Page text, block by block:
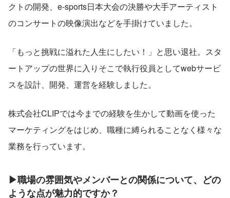
クトの開発、e-sports日本大会の決勝や大手アーティスト
のコンサートの映像演出などを手掛けていました。
「もっと挑戦に溢れた人生にしたい！」と思い退社。スタ
ートアップの世界に入りそこで執行役員としてwebサービ
スを設計、開発、運営を経験しました。
株式会社CLIPでは今までの経験を生かして動画を使った
マーケティングをはじめ、職種に縛られることなく様々な
業務を行っています。
▶職場の雰囲気やメンバーとの関係について、どの
ような点が魅力的ですか？